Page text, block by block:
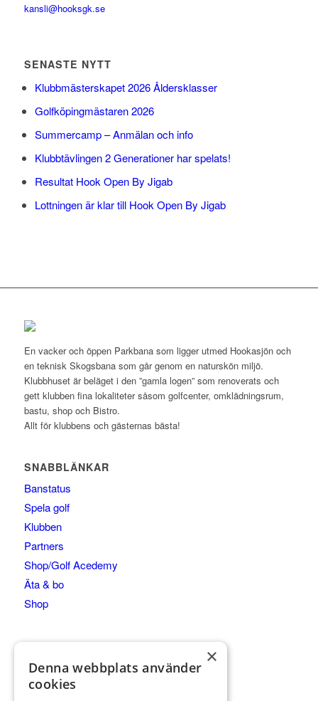
kansli@hooksgk.se
SENASTE NYTT
Klubbmästerskapet 2026 Åldersklasser
Golfköpingmästaren 2026
Summercamp – Anmälan och info
Klubbtävlingen 2 Generationer har spelats!
Resultat Hook Open By Jigab
Lottningen är klar till Hook Open By Jigab
En vacker och öppen Parkbana som ligger utmed Hookasjön och
en teknisk Skogsbana som går genom en naturskön miljö.
Klubbhuset är beläget i den ”gamla logen” som renoverats och
gett klubben fina lokaliteter såsom golfcenter, omklädningsrum,
bastu, shop och Bistro.
Allt för klubbens och gästernas bästa!
SNABBLÄNKAR
Banstatus
Spela golf
Klubben
Partners
Shop/Golf Acedemy
Äta & bo
Shop
KONTAKTA
×
Denna webbplats använder
cookies